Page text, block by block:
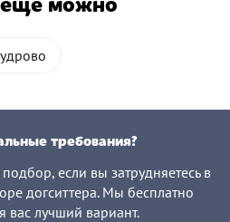
требования?
если вы затрудняетесь в
догситтера. Мы бесплатно
вас лучший вариант.